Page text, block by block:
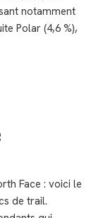
notamment
Polar (4,6 %),
Face : voici le
de trail.